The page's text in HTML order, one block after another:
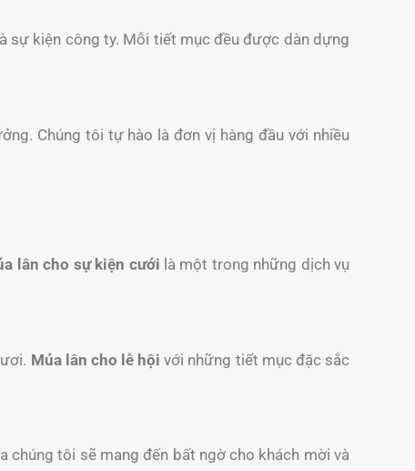
sự kiện công ty. Mỗi tiết mục đều được dàn dựng
Chúng tôi tự hào là đơn vị hàng đầu với nhiều
lân cho sự kiện cưới là một trong những dịch vụ
Múa lân cho lễ hội với những tiết mục đặc sắc
chúng tôi sẽ mang đến bất ngờ cho khách mời và